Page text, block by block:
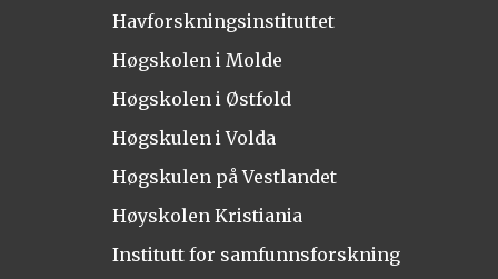
Havforskningsinstituttet
Høgskolen i Molde
Høgskolen i Østfold
Høgskulen i Volda
Høgskulen på Vestlandet
Høyskolen Kristiania
Institutt for samfunnsforskning